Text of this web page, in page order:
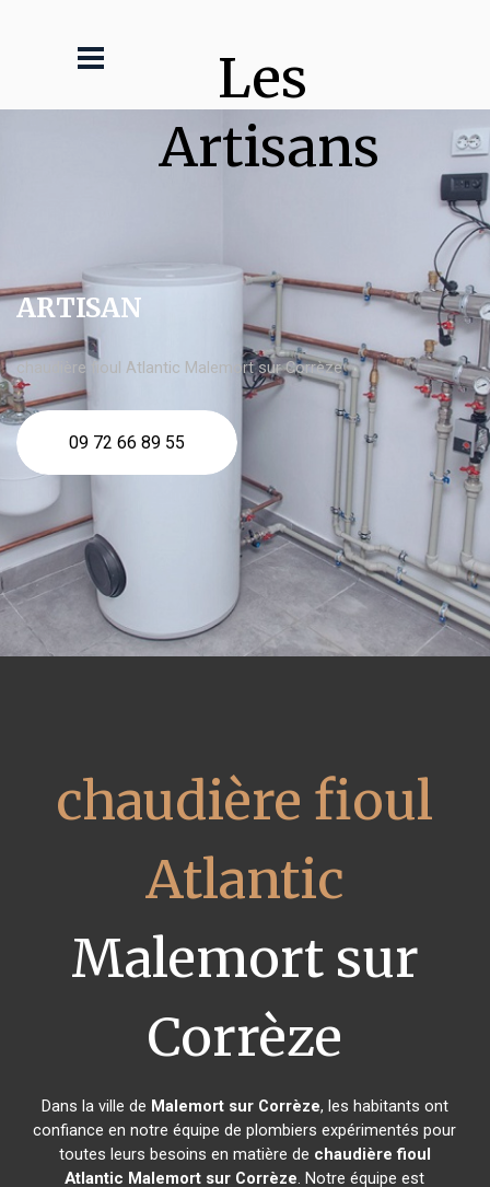
Les
Artisans
ARTISAN
chaudière fioul Atlantic Malemort sur Corrèze
09 72 66 89 55
chaudière fioul
Atlantic
Malemort sur
Corrèze
Dans la ville de Malemort sur Corrèze, les habitants ont
confiance en notre équipe de plombiers expérimentés pour
toutes leurs besoins en matière de chaudière fioul
Atlantic Malemort sur Corrèze. Notre équipe est